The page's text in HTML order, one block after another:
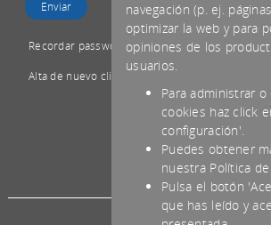
Recordar password
Alta de nuevo cliente
*IVA NO INCLUIDO
navegación (p. ej.
optimizar la web y para
opiniones de los
usuarios.
Para administrar
cookies haz click
configuración'.
Puedes obtener
nuestra Política
Pulsa el botón
que has leído y